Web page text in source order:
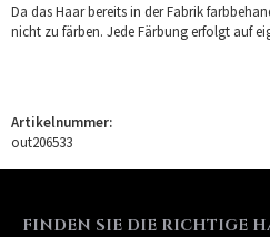
Da das Haar bereits in der Fabrik
nicht zu färben. Jede Färbung erfolgt auf
Artikelnummer:
out206533
FINDEN SIE DIE RICHTIGE